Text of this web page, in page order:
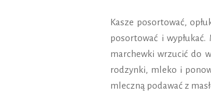
Kasze posortować,
posortować i
marchewki wrzucić do
rodzynki, mleko i
mleczną podawać z